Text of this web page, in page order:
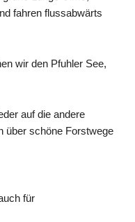
fahren flussabwärts
wir den Pfuhler See,
auf die andere
über schöne Forstwege
für